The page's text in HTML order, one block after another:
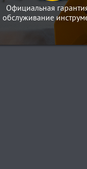
Официальная
обслуживание